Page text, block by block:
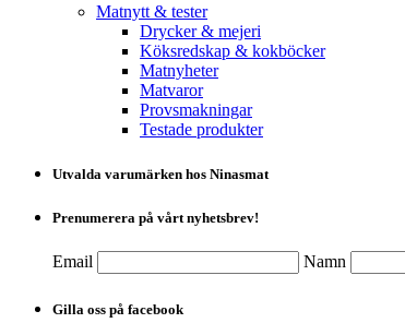
Matnytt & tester
Drycker & mejeri
Köksredskap & kokböcker
Matnyheter
Matvaror
Provsmakningar
Testade produkter
Utvalda varumärken hos Ninasmat
Prenumerera på vårt nyhetsbrev!
Email Namn
Gilla oss på facebook